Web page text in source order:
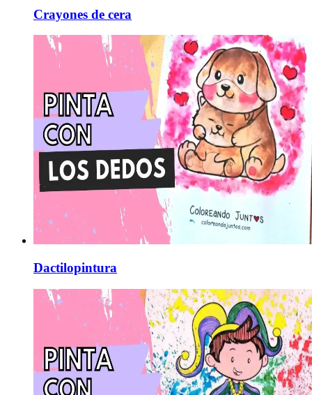
Crayones de cera
Dactilopintura